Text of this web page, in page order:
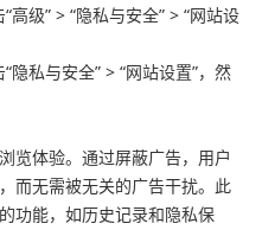
级” > “隐私与安全” > “网站设
私与安全” > “网站设置”，然
览体验。通过屏蔽广告，用户
而无需被无关的广告干扰。此
功能，如历史记录和隐私保